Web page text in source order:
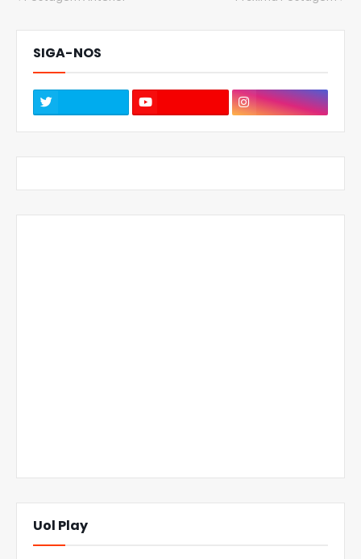
SIGA-NOS
Uol Play